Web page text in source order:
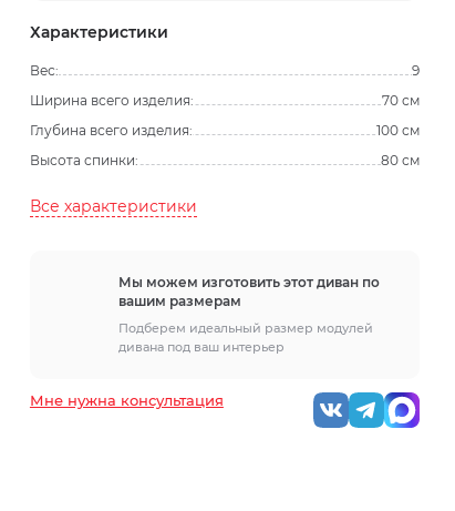
Характеристики
Вес:
9
Ширина всего изделия:
70 см
Глубина всего изделия:
100 см
Высота спинки:
80 см
Все характеристики
Мы можем изготовить этот диван по
вашим размерам
Подберем идеальный размер модулей
дивана под ваш интерьер
Мне нужна консультация